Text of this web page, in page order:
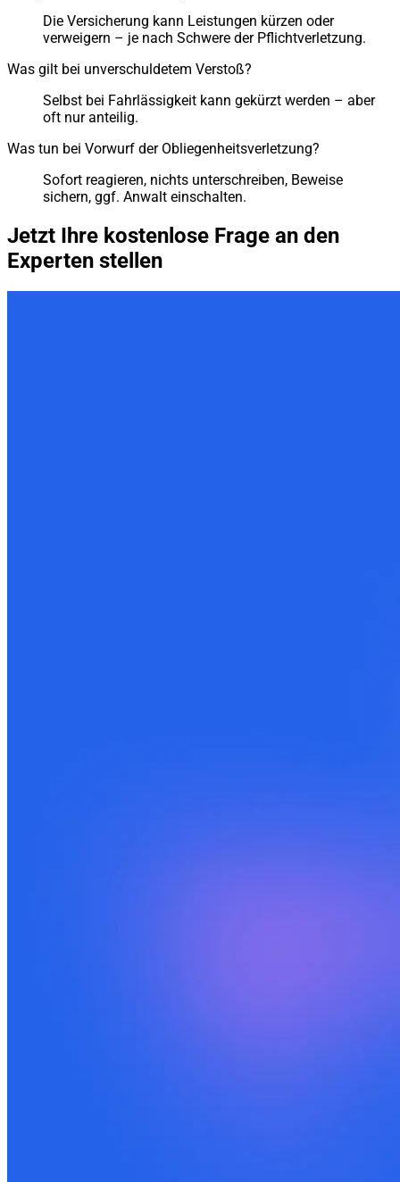
Die Versicherung kann Leistungen kürzen oder
verweigern – je nach Schwere der Pflichtverletzung.
Was gilt bei unverschuldetem Verstoß?
Selbst bei Fahrlässigkeit kann gekürzt werden – aber
oft nur anteilig.
Was tun bei Vorwurf der Obliegenheitsverletzung?
Sofort reagieren, nichts unterschreiben, Beweise
sichern, ggf. Anwalt einschalten.
Jetzt Ihre kostenlose Frage an den
Experten stellen